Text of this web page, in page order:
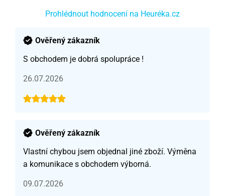
Prohlédnout hodnocení na Heuréka.cz
Ověřený zákazník
S obchodem je dobrá spolupráce !
26.07.2026
Ověřený zákazník
Vlastní chybou jsem objednal jiné zboží. Výměna
a komunikace s obchodem výborná.
09.07.2026